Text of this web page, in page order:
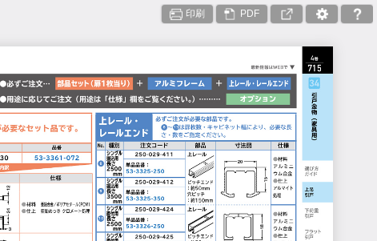
印刷 PDF